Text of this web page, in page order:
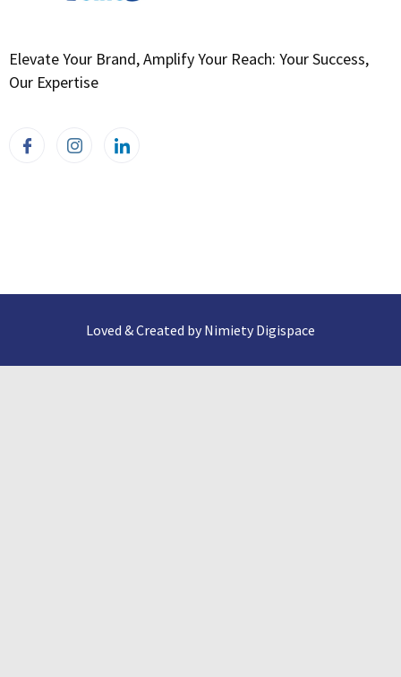
Elevate Your Brand, Amplify Your Reach: Your Success,
Our Expertise
Loved & Created by Nimiety Digispace